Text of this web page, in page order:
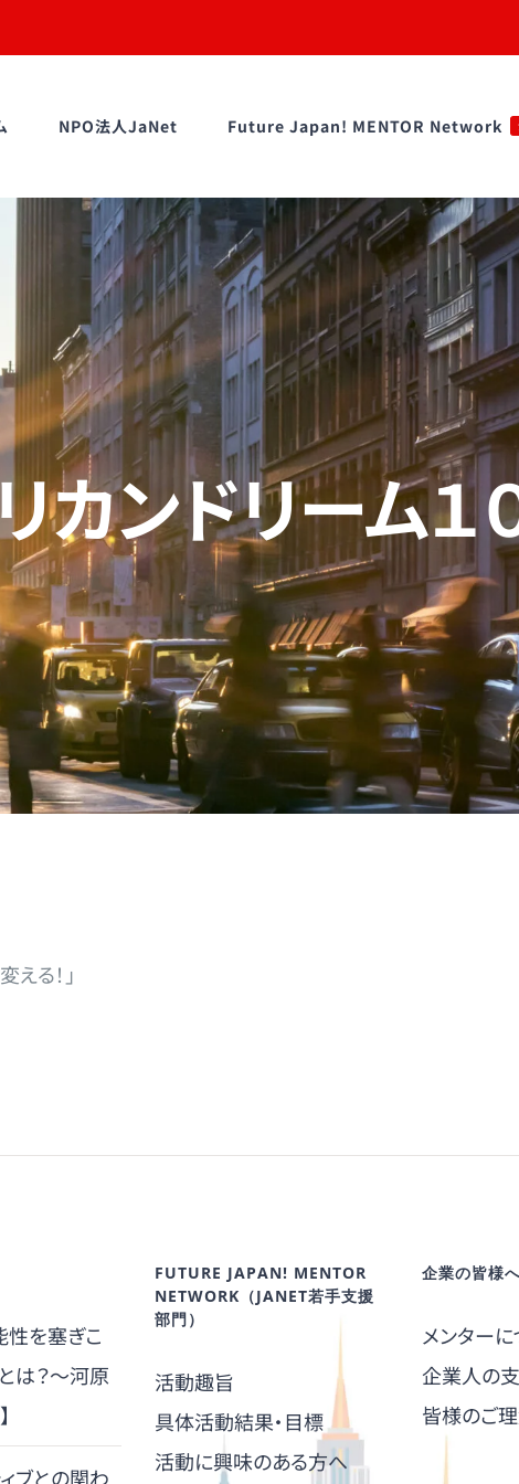
NPO法人JaNet Future Japan! MENTOR Network
カンドリーム１
る！」
性を塞ぎこ
は？～河原
ブとの関わ
FUTURE JAPAN! MENTOR
NETWORK（JANET若手支援
部門）
活動趣旨
具体活動結果・目標
活動に興味のある方へ
企業の皆様
メンター
企業人の
皆様のご